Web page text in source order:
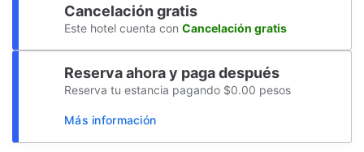
Cancelación gratis
Este hotel cuenta con Cancelación gratis
Reserva ahora y paga después
Reserva tu estancia pagando $0.00 pesos
Más información